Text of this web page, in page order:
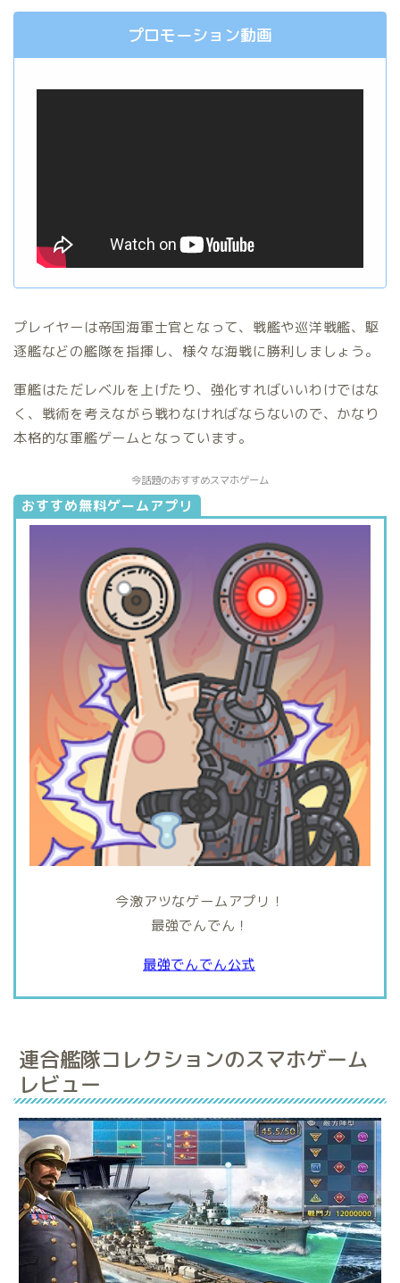
プロモーション動画
プレイヤーは帝国海軍士官となって、戦艦や巡洋戦艦、駆
逐艦などの艦隊を指揮し、様々な海戦に勝利しましょう。
軍艦はただレベルを上げたり、強化すればいいわけではな
く、戦術を考えながら戦わなければならないので、かなり
本格的な軍艦ゲームとなっています。
今話題のおすすめスマホゲーム
おすすめ無料ゲームアプリ
今激アツなゲームアプリ！
最強でんでん！
最強でんでん公式
連合艦隊コレクションのスマホゲーム
レビュー